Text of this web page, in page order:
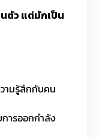
นตัว แต่มักเป็น
ามรู้สึกกับคน
ารออกกำลัง